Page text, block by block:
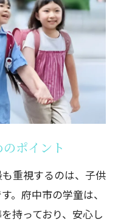
ポイント
重視するのは、子供
。府中市の学童は、
持っており、安心し